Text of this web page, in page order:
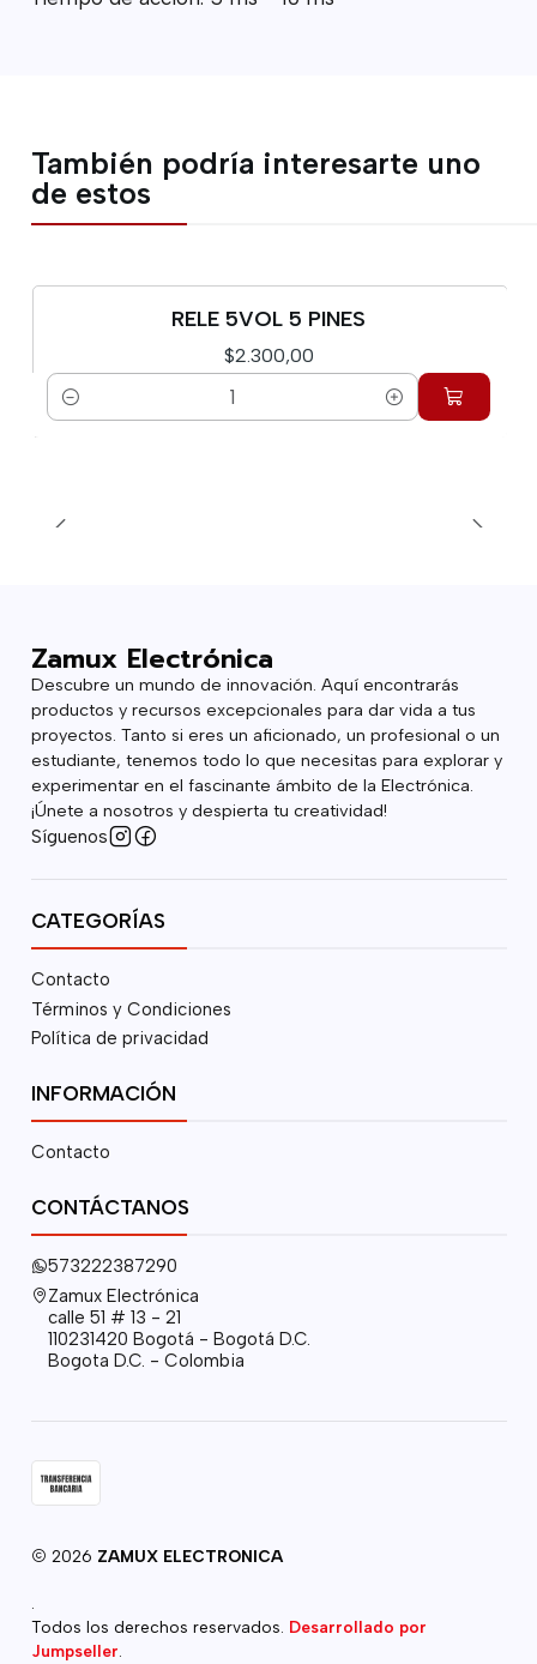
También podría interesarte uno
de estos
RELE 5VOL 5 PINES
$2.300,00
Cantidad
Zamux Electrónica
Descubre un mundo de innovación. Aquí encontrarás
productos y recursos excepcionales para dar vida a tus
proyectos. Tanto si eres un aficionado, un profesional o un
estudiante, tenemos todo lo que necesitas para explorar y
experimentar en el fascinante ámbito de la Electrónica.
¡Únete a nosotros y despierta tu creatividad!
Síguenos
CATEGORÍAS
Contacto
Términos y Condiciones
Política de privacidad
INFORMACIÓN
Contacto
CONTÁCTANOS
573222387290
Zamux Electrónica
calle 51 # 13 - 21
110231420 Bogotá - Bogotá D.C.
Bogota D.C. - Colombia
2026 ZAMUX ELECTRONICA
Todos los derechos reservados. Desarrollado por
Jumpseller